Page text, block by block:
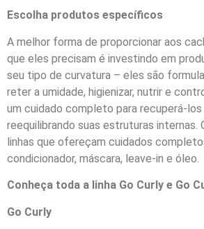
Escolha produtos específicos
A melhor forma de proporcionar aos
que eles precisam é investindo em
seu tipo de curvatura – eles são
reter a umidade, higienizar, nutrir e
um cuidado completo para recuperá-
reequilibrando suas estruturas internas.
linhas que ofereçam cuidados
condicionador, máscara, leave-in e óleo.
Conheça toda a linha Go Curly e Go
Go Curly